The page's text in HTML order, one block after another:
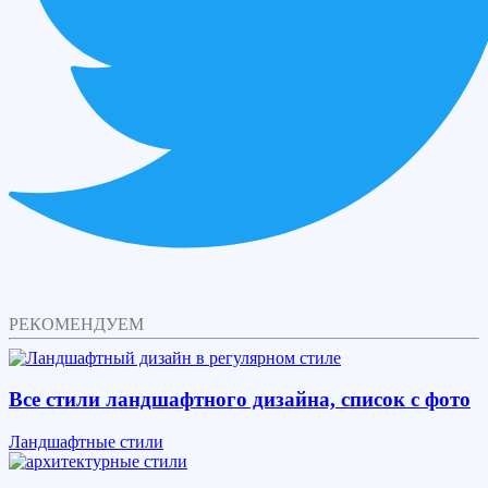
РЕКОМЕНДУЕМ
Все стили ландшафтного дизайна, список с фото
Ландшафтные стили